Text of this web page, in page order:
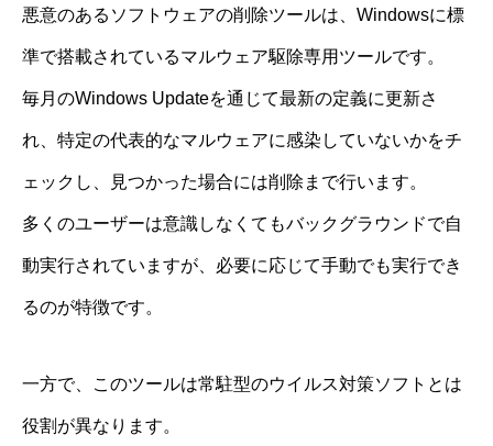
悪意のあるソフトウェアの削除ツールは、Windowsに標
準で搭載されているマルウェア駆除専用ツールです。
毎月のWindows Updateを通じて最新の定義に更新さ
れ、特定の代表的なマルウェアに感染していないかをチ
ェックし、見つかった場合には削除まで行います。
多くのユーザーは意識しなくてもバックグラウンドで自
動実行されていますが、必要に応じて手動でも実行でき
るのが特徴です。
一方で、このツールは常駐型のウイルス対策ソフトとは
役割が異なります。